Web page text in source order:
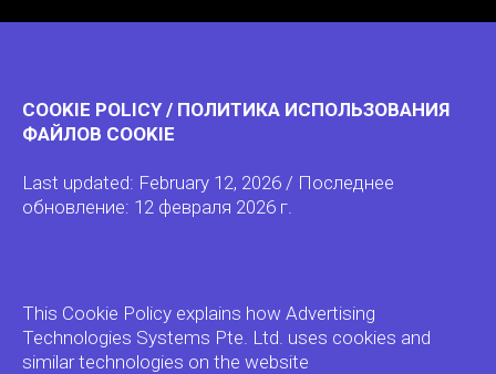
COOKIE POLICY / ПОЛИТИКА ИСПОЛЬЗОВАНИЯ
ФАЙЛОВ COOKIE
Last updated: February 12, 2026 / Последнее
обновление: 12 февраля 2026 г.
This Cookie Policy explains how Advertising
Technologies Systems Pte. Ltd. uses cookies and
similar technologies on the website